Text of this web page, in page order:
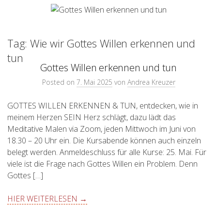
Tag: Wie wir Gottes Willen erkennen und
tun
Gottes Willen erkennen und tun
Posted on 7. Mai 2025 von Andrea Kreuzer
GOTTES WILLEN ERKENNEN & TUN, entdecken, wie in
meinem Herzen SEIN Herz schlägt, dazu lädt das
Meditative Malen via Zoom, jeden Mittwoch im Juni von
18.30 – 20 Uhr ein. Die Kursabende können auch einzeln
belegt werden. Anmeldeschluss für alle Kurse: 25. Mai. Für
viele ist die Frage nach Gottes Willen ein Problem. Denn
Gottes […]
HIER WEITERLESEN →